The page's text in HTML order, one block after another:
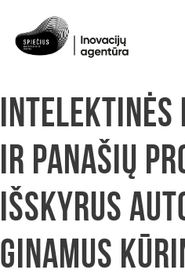
Intelektinės
ir panašių
išskyrus
ginamus